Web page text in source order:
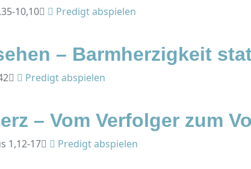
10,10 Predigt abspielen
– Barmherzigkeit
Predigt abspielen
– Vom Verfolger zum
1,12-17 Predigt abspielen